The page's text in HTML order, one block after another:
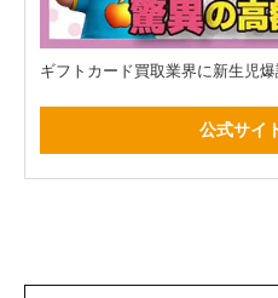
ギフトカード買取業界に新生児爆
公式サイ